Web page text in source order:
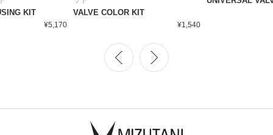
KIT
¥5,170
VALVE COLOR KIT
¥1,540